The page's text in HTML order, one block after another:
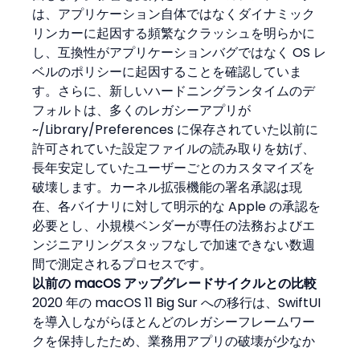
は、アプリケーション自体ではなくダイナミック
リンカーに起因する頻繁なクラッシュを明らかに
し、互換性がアプリケーションバグではなく OS レ
ベルのポリシーに起因することを確認していま
す。さらに、新しいハードニングランタイムのデ
フォルトは、多くのレガシーアプリが
~/Library/Preferences に保存されていた以前に
許可されていた設定ファイルの読み取りを妨げ、
長年安定していたユーザーごとのカスタマイズを
破壊します。カーネル拡張機能の署名承認は現
在、各バイナリに対して明示的な Apple の承認を
必要とし、小規模ベンダーが専任の法務およびエ
ンジニアリングスタッフなしで加速できない数週
間で測定されるプロセスです。
以前の macOS アップグレードサイクルとの比較
2020 年の macOS 11 Big Sur への移行は、SwiftUI
を導入しながらほとんどのレガシーフレームワー
クを保持したため、業務用アプリの破壊が少なか